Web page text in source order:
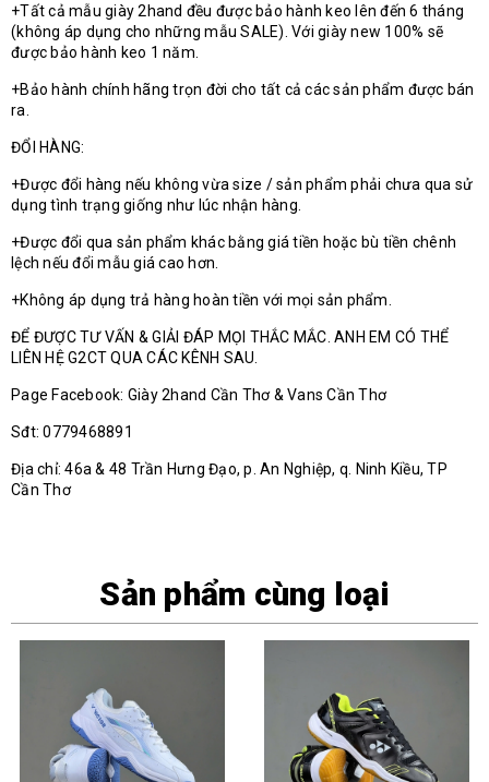
+Tất cả mẫu giày 2hand đều được bảo hành keo lên đến 6 tháng
(không áp dụng cho những mẫu SALE). Với giày new 100% sẽ
được bảo hành keo 1 năm.
+Bảo hành chính hãng trọn đời cho tất cả các sản phẩm được bán
ra.
ĐỔI HÀNG:
+Được đổi hàng nếu không vừa size / sản phẩm phải chưa qua sử
dụng tình trạng giống như lúc nhận hàng.
+Được đổi qua sản phẩm khác bằng giá tiền hoặc bù tiền chênh
lệch nếu đổi mẫu giá cao hơn.
+Không áp dụng trả hàng hoàn tiền với mọi sản phẩm.
ĐỂ ĐƯỢC TƯ VẤN & GIẢI ĐÁP MỌI THẮC MẮC. ANH EM CÓ THỂ
LIÊN HỆ G2CT QUA CÁC KÊNH SAU.
Page Facebook: Giày 2hand Cần Thơ & Vans Cần Thơ
Sđt: 0779468891
Địa chỉ: 46a & 48 Trần Hưng Đạo, p. An Nghiệp, q. Ninh Kiều, TP
Cần Thơ
Sản phẩm cùng loại